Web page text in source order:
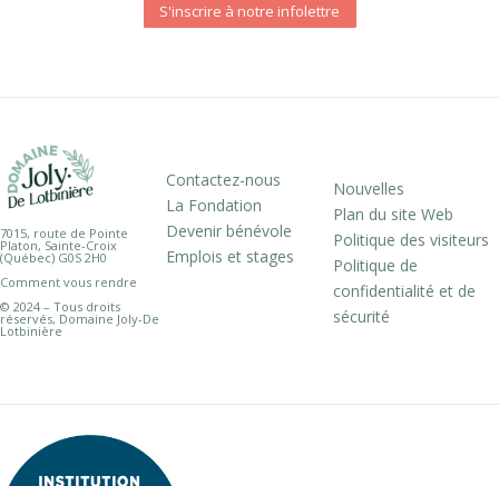
S'inscrire à notre infolettre
7015, route de Pointe
Platon, Sainte-Croix
(Québec) G0S 2H0
Comment vous rendre
© 2024 – Tous droits
réservés, Domaine Joly-De
Lotbinière
Contactez-nous
La Fondation
Devenir bénévole
Emplois et stages
Nouvelles
Plan du site Web
Politique des visiteurs
Politique de
confidentialité et de
sécurité